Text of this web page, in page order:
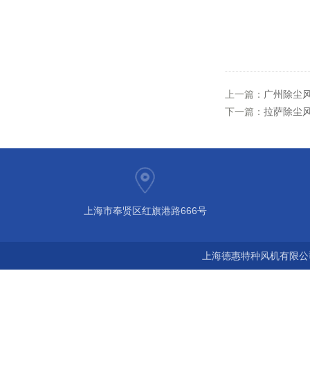
上一篇： 广州除尘
下一篇： 拉萨除尘
上海市奉贤区红旗港路666号
上海德惠特种风机有限